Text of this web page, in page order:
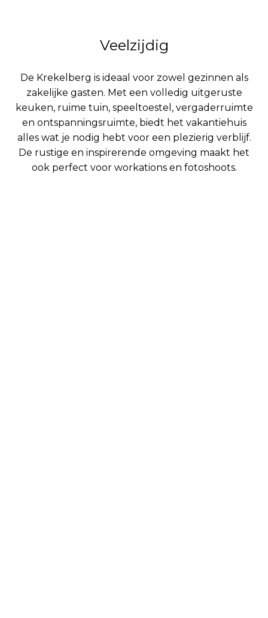
Veelzijdig
De Krekelberg is ideaal voor zowel gezinnen als
zakelijke gasten. Met een volledig uitgeruste
keuken, ruime tuin, speeltoestel, vergaderruimte
en ontspanningsruimte, biedt het vakantiehuis
alles wat je nodig hebt voor een plezierig verblijf.
De rustige en inspirerende omgeving maakt het
ook perfect voor workations en fotoshoots.